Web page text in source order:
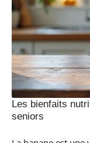
Les bienfaits
seniors